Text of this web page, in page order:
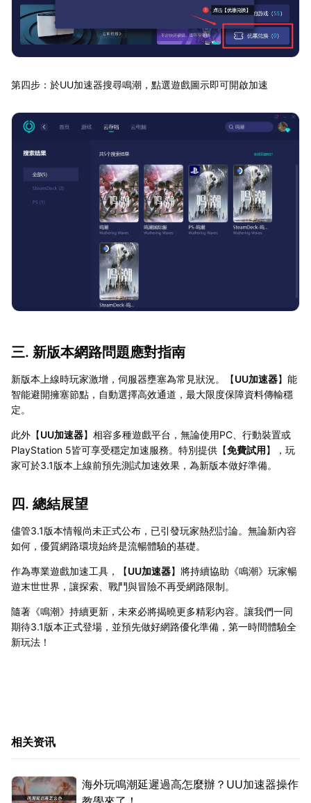
第四步：於UU加速器搜尋鳴潮，點選遊戲圖示即可開啟加速
三. 新版本網路問題應對指南
新版本上線時玩家激增，伺服器壅塞為常見狀況。【UU加速器】能
智能避開擁塞節點，自動選擇高效通道，最大限度保障資料傳輸穩
定。
此外【UU加速器】相容多種遊戲平台，無論使用PC、行動裝置或
PlayStation 5皆可享受穩定加速服務。特別提供【免費試用】，玩
家可於3.1版本上線前預先測試加速效果，為新版本做好準備。
四. 總結展望
儘管3.1版本情報尚未正式公布，已引發玩家熱烈討論。無論新內容
如何，優質網路環境始終是流暢體驗的基礎。
作為專業遊戲加速工具，【UU加速器】將持續協助《鳴潮》玩家暢
遊末世世界，讓探索、戰鬥與冒險不再受網路限制。
隨著《鳴潮》持續更新，未來必將揭曉更多精彩內容。讓我們一同
期待3.1版本正式登場，並預先做好網路優化準備，第一時間體驗全
新玩法！
相关资讯
海外玩鳴潮延遲過高怎麼辦？UU加速器操作